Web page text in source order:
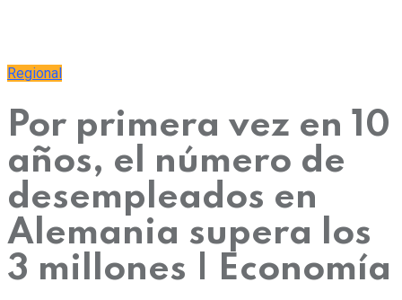
Regional
Por primera vez en 10
años, el número de
desempleados en
Alemania supera los
3 millones | Economía